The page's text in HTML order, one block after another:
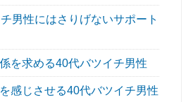
男性にはさりげないサポート
を求める40代バツイチ男性
感じさせる40代バツイチ男性